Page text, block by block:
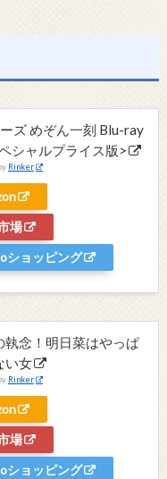
ズ めぞん一刻 Blu-ray
シャルプライス版>
Rinker
場
ショッピング
執念！明日菜はやっぱ
い女
Rinker
場
ショッピング